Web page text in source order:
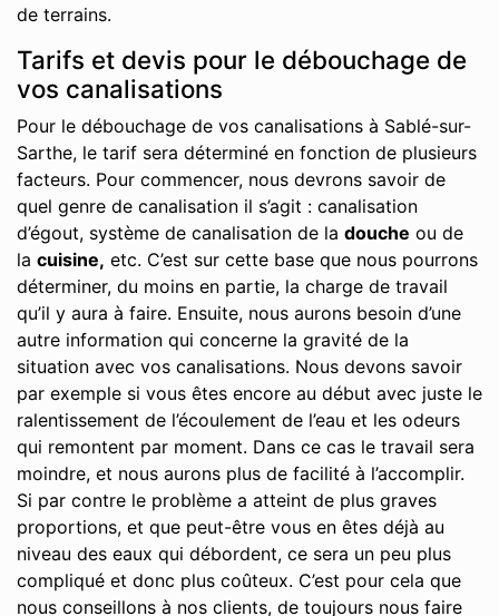
de terrains.
Tarifs et devis pour le débouchage de
vos canalisations
Pour le débouchage de vos canalisations à Sablé-sur-
Sarthe, le tarif sera déterminé en fonction de plusieurs
facteurs. Pour commencer, nous devrons savoir de
quel genre de canalisation il s’agit : canalisation
d’égout, système de canalisation de la douche ou de
la cuisine, etc. C’est sur cette base que nous pourrons
déterminer, du moins en partie, la charge de travail
qu’il y aura à faire. Ensuite, nous aurons besoin d’une
autre information qui concerne la gravité de la
situation avec vos canalisations. Nous devons savoir
par exemple si vous êtes encore au début avec juste le
ralentissement de l’écoulement de l’eau et les odeurs
qui remontent par moment. Dans ce cas le travail sera
moindre, et nous aurons plus de facilité à l’accomplir.
Si par contre le problème a atteint de plus graves
proportions, et que peut-être vous en êtes déjà au
niveau des eaux qui débordent, ce sera un peu plus
compliqué et donc plus coûteux. C’est pour cela que
nous conseillons à nos clients, de toujours nous faire